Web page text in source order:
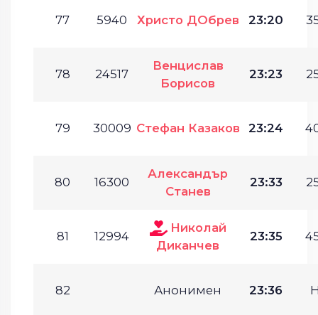
77 5940 Христо ДОбрев 23:20
78 24517
Венцислав
Борисов
23:23
79 30009 Стефан Казаков 23:24
80 16300
Александър
Станев
23:33
81 12994
Николай
Диканчев
23:35
82 Анонимен 23:36